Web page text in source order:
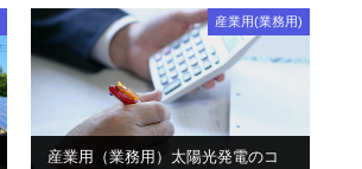
産業用(業務用)
産業用（業務用）太陽光発電のコ